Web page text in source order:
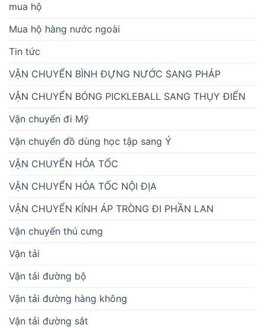
mua hộ
Mua hộ hàng nước ngoài
Tin tức
VẬN CHUYỂN BÌNH ĐỰNG NƯỚC SANG PHÁP
VẬN CHUYỂN BÓNG PICKLEBALL SANG THỤY ĐIỂN
Vận chuyển đi Mỹ
Vận chuyển đồ dùng học tập sang Ý
VẬN CHUYỂN HỎA TỐC
VẬN CHUYỂN HỎA TỐC NỘI ĐỊA
VẬN CHUYỂN KÍNH ÁP TRÒNG ĐI PHẦN LAN
Vận chuyển thú cưng
Vận tải
Vận tải đường bộ
Vận tải đường hàng không
Vận tải đường sắt